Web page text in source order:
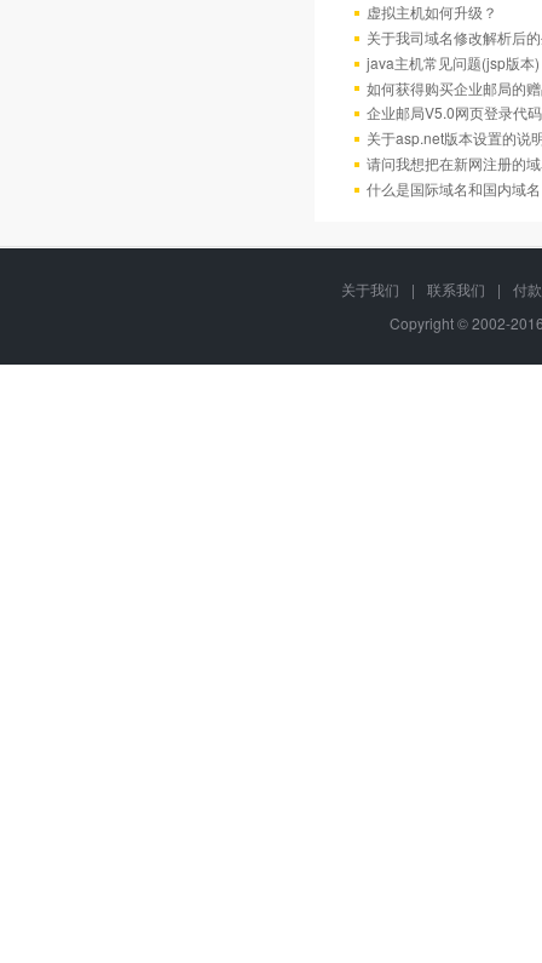
虚拟主机如何升级？
关于我司域名修改解析后
java主机常见问题(jsp版本)
如何获得购买企业邮局的
企业邮局V5.0网页登录代码
关于asp.net版本设置的说
请问我想把在新网注册的
什么是国际域名和国内域
关于我们 | 联系我们 |
付
Copyright © 2002-